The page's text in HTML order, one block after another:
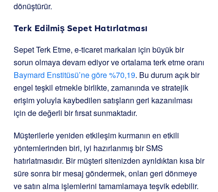
dönüştürür.
Terk Edilmiş Sepet Hatırlatması
Sepet Terk Etme, e-ticaret markaları için büyük bir
sorun olmaya devam ediyor ve ortalama terk etme oranı
Baymard Enstitüsü’ne göre %70,19. Bu durum açık bir
engel teşkil etmekle birlikte, zamanında ve stratejik
erişim yoluyla kaybedilen satışların geri kazanılması
için de değerli bir fırsat sunmaktadır.
Müşterilerle yeniden etkileşim kurmanın en etkili
yöntemlerinden biri, iyi hazırlanmış bir SMS
hatırlatmasıdır. Bir müşteri sitenizden ayrıldıktan kısa bir
süre sonra bir mesaj göndermek, onları geri dönmeye
ve satın alma işlemlerini tamamlamaya teşvik edebilir.